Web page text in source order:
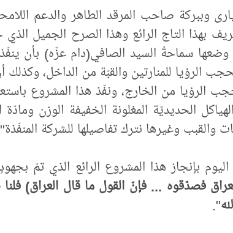
وببركة صاحب المرقد الطاهر والدعم
بهذا التاج الرائع وهذا الصرح الجميل
وضعها سماحةُ السيد الصافي(دام عزّه) بأن
الرؤيا للمنارتين والقبّة من الداخل،
الرؤيا من الخارج، ونفّذ هذا المشروع
الحديديّة المغلونة الخفيفة الوزن
والقبب وغيرها نترك تفاصيلها للشركة
بإنجاز هذا المشروع الرائع الذي تمّ
فصدّقوه ... فإنّ القول ما قال العراق)
".